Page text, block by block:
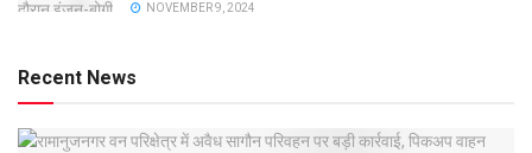
NOVEMBER 9, 2024
Recent News